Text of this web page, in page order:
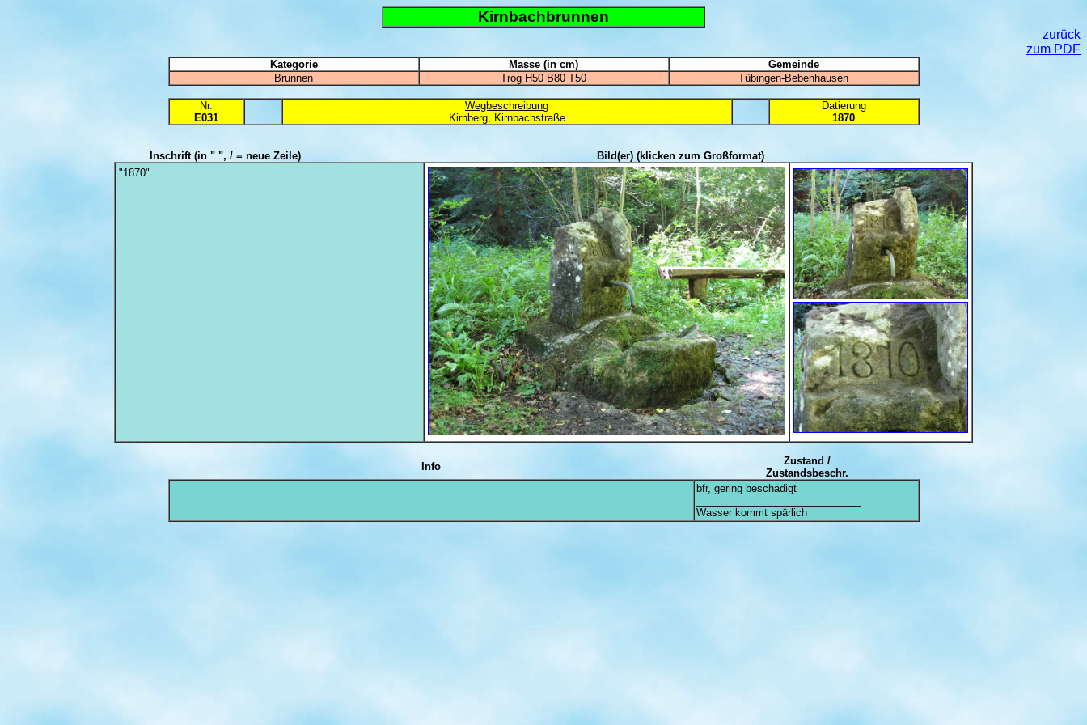
Kirnbachbrunnen
zurück
zum PDF
Kategorie Masse (in cm)
Gemeinde
Brunnen
Trog H50 B80 T50 Tübingen-Bebenhausen
Nr.
E031
Wegbeschreibung
Kirnberg, Kirnbachstraße
Datierung
1870
Inschrift(in " ", / = neue Zeile) Bild(er) (klicken zum Großformat)
"1870"
Info
Zustand /
Zustandsbeschr.
bfr, gering beschädigt
Wasser kommt spärlich